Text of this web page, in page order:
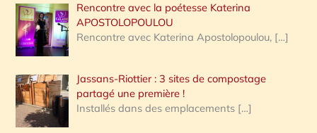
Rencontre avec la poétesse Katerina
APOSTOLOPOULOU
Rencontre avec Katerina Apostolopoulou, […]
Jassans-Riottier : 3 sites de compostage
partagé une première !
Installés dans des emplacements […]